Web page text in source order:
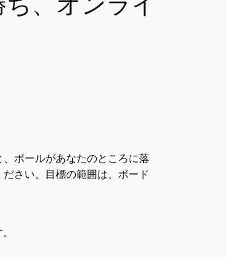
ボールがあなたのところに落
さい。目標の範囲は、ボード